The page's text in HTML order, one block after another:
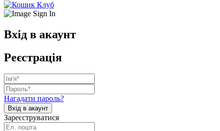
Вхід в акаунт
Реєстрація
Нагадати пароль?
Зареєструватися